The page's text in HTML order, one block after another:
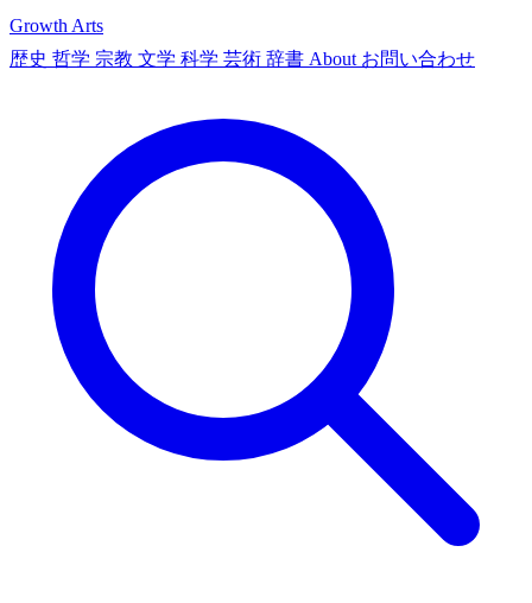
Growth Arts
歴史 哲学 宗教 文学 科学 芸術 辞書 About お問い合わせ